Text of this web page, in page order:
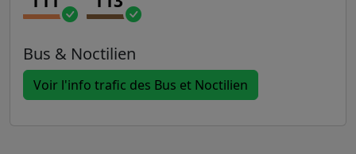
Bus & Noctilien
Voir l'info trafic des Bus et Noctilien